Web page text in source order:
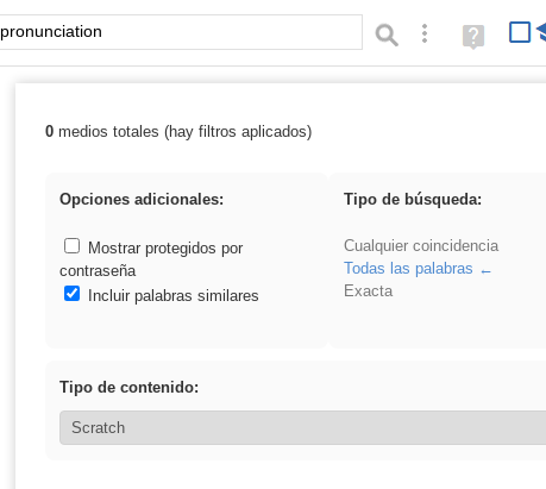
Palabra o frase: Búsqueda avanzada
Ayuda
(en
Resultados de: pronunciation
0medios totales (hay filtros aplicados)
Opciones adicionales:
Mostrar protegidos por
contraseña
Incluir palabras similares
Tipo de búsqueda:
Cualquier coincidencia
Todas las palabras
Exacta
Tipo de contenido: